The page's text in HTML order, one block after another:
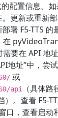
配置信息。
更新或重新部
署 F5-TTS 的
在
要在 API 地
地址”中，尝
或
api
（具体
）。查看 F5-
口，查看启动